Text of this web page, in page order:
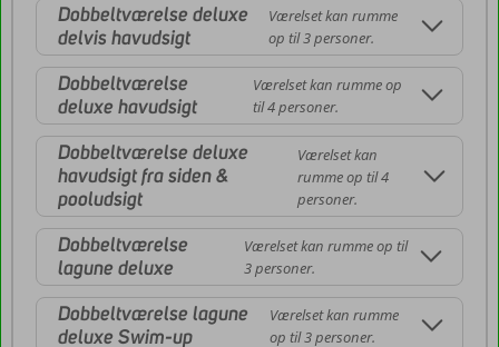
Dobbeltværelse deluxe
delvis havudsigt
Værelset kan rumme
op til 3 personer.
Dobbeltværelse
deluxe havudsigt
Værelset kan rumme op
til 4 personer.
Dobbeltværelse deluxe
havudsigt fra siden &
pooludsigt
Værelset kan
rumme op til 4
personer.
Dobbeltværelse
lagune deluxe
Værelset kan rumme op til
3 personer.
Dobbeltværelse lagune
deluxe Swim-up
Værelset kan rumme
op til 3 personer.